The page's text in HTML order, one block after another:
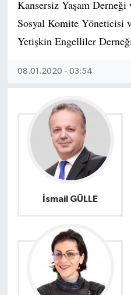
Kansersiz Yaşam Derneği
Sosyal Komite Yöneticisi
Yetişkin Engelliler
08.01.2020 - 03:54
İsmail GÜLLE